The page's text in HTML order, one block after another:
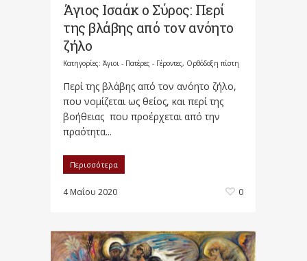
Άγιος Ισαάκ ο Σύρος: Περί
της βλάβης από τον ανόητο
ζήλο
Κατηγορίες: Άγιοι - Πατέρες - Γέροντες, Ορθόδοξη πίστη
Περί της βλάβης από τον ανόητο ζήλο,
που νομίζεται ως θείος, και περί της
βοήθειας που προέρχεται από την
πραότητα...
Περισσότερα
4 Μαΐου 2020 0